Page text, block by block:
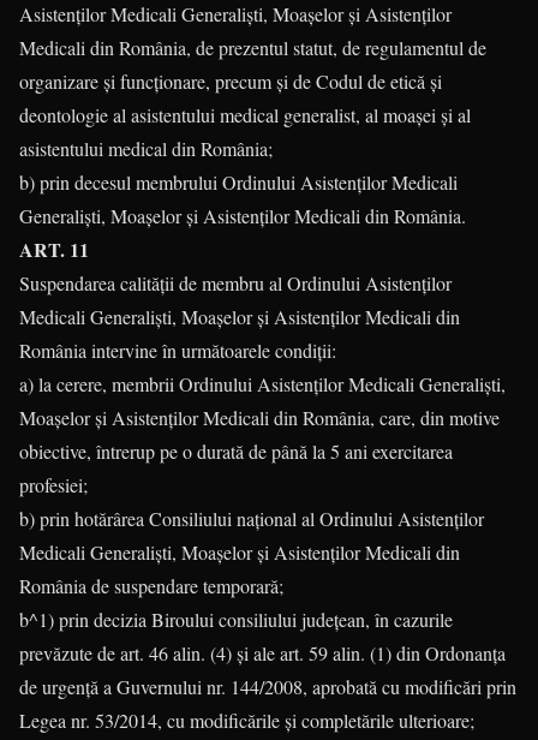
Asistenţilor Medicali Generalişti, Moaşelor şi Asistenţilor
Medicali din România, de prezentul statut, de regulamentul de
organizare şi funcţionare, precum şi de Codul de etică şi
deontologie al asistentului medical generalist, al moaşei şi al
asistentului medical din România;
b) prin decesul membrului Ordinului Asistenţilor Medicali
Generalişti, Moaşelor şi Asistenţilor Medicali din România.
ART. 11
Suspendarea calităţii de membru al Ordinului Asistenţilor
Medicali Generalişti, Moaşelor şi Asistenţilor Medicali din
România intervine în următoarele condiţii:
a) la cerere, membrii Ordinului Asistenţilor Medicali Generalişti,
Moaşelor şi Asistenţilor Medicali din România, care, din motive
obiective, întrerup pe o durată de până la 5 ani exercitarea
profesiei;
b) prin hotărârea Consiliului naţional al Ordinului Asistenţilor
Medicali Generalişti, Moaşelor şi Asistenţilor Medicali din
România de suspendare temporară;
b^1) prin decizia Biroului consiliului judeţean, în cazurile
prevăzute de art. 46 alin. (4) şi ale art. 59 alin. (1) din Ordonanţa
de urgenţă a Guvernului nr. 144/2008, aprobată cu modificări prin
Legea nr. 53/2014, cu modificările şi completările ulterioare;